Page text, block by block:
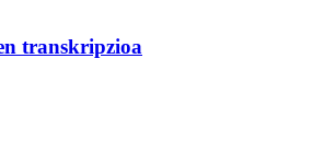
transkripzioa